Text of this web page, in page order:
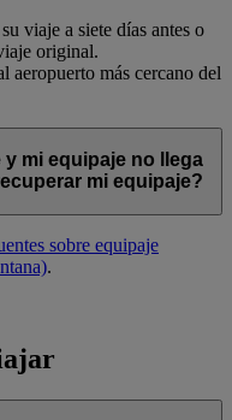
viaje a siete días antes o
original.
aeropuerto más cercano del
mi equipaje no llega
mi equipaje?
sobre equipaje
.